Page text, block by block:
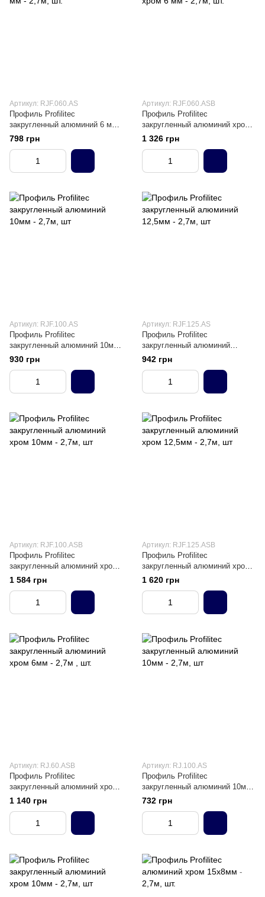
Артикул: RJF.060.AS
Профиль Profilitec
закругленный алюминий 6 мм -
2,7м, шт.
798 грн
Артикул: RJF.060.ASB
Профиль Profilitec
закругленный алюминий хром
6 мм - 2,7м, шт.
1 326 грн
Артикул: RJF.100.AS
Профиль Profilitec
закругленный алюминий 10мм
- 2,7м, шт
930 грн
Артикул: RJF.125.AS
Профиль Profilitec
закругленный алюминий
12,5мм - 2,7м, шт
942 грн
Артикул: RJF.100.ASB
Профиль Profilitec
закругленный алюминий хром
10мм - 2,7м, шт
1 584 грн
Артикул: RJF.125.ASB
Профиль Profilitec
закругленный алюминий хром
12,5мм - 2,7м, шт
1 620 грн
Артикул: RJ.60.ASB
Профиль Profilitec
закругленный алюминий хром
6мм - 2,7м , шт.
1 140 грн
Артикул: RJ.100.AS
Профиль Profilitec
закругленный алюминий 10мм
- 2,7м, шт
732 грн